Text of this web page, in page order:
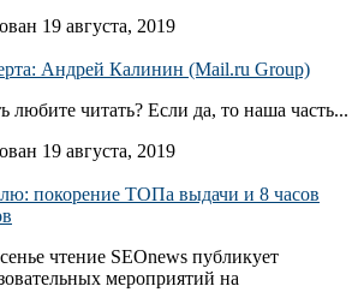
19 августа, 2019
Андрей Калинин (Mail.ru Group)
любите читать? Если да, то наша часть...
19 августа, 2019
покорение ТОПа выдачи и 8 часов
чтение SEOnews публикует
мероприятий на